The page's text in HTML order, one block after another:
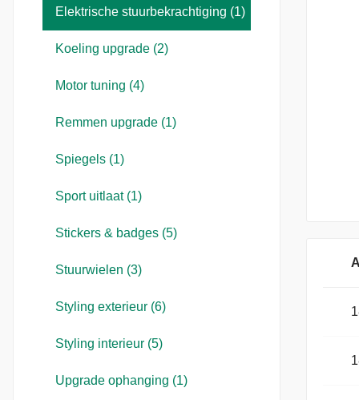
Elektrische stuurbekrachtiging (1)
Koeling upgrade (2)
Motor tuning (4)
Remmen upgrade (1)
Spiegels (1)
Sport uitlaat (1)
Stickers & badges (5)
Stuurwielen (3)
Styling exterieur (6)
Styling interieur (5)
Upgrade ophanging (1)